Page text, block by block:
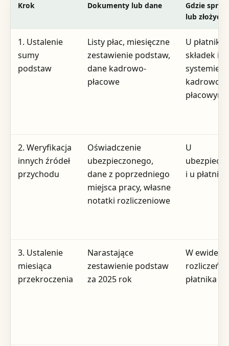
Krok Dokumenty lub dane
Gdzie
lub złożyć
1. Ustalenie
sumy
podstaw
Listy płac, miesięczne
zestawienie podstaw,
dane kadrowo-
płacowe
U płatnika
składek i w
systemie
kadrowo-
płacowym
2. Weryfikacja
innych źródeł
przychodu
Oświadczenie
ubezpieczonego,
dane z poprzedniego
miejsca pracy, własne
notatki rozliczeniowe
U
i u płatnika
3. Ustalenie
miesiąca
przekroczenia
Narastające
zestawienie podstaw
za 2025 rok
W
rozliczeń
płatnika